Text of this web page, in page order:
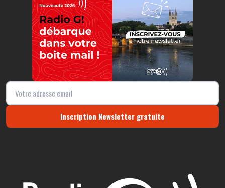
Inscription Newsletter gratuite